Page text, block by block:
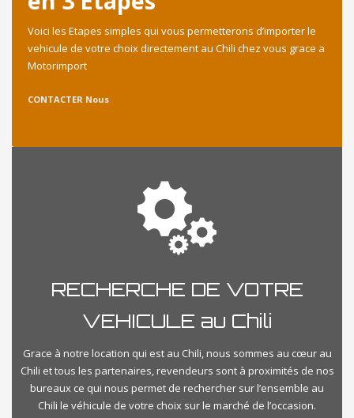
Voici les Etapes simples qui vous permetterons d’importer le
vehicule de votre choix directement au Chili chez vous grace a
Motorimport
CONTACTER Nous
RECHERCHE DE VOTRE
VEHICULE au Chili
Grace à notre location qui est au Chili, nous sommes au cœur au
Chili et tous les partenaires, revendeurs sont à proximités de nos
bureaux ce qui nous permet de rechercher sur l’ensemble au
Chili le véhicule de votre choix sur le marché de l’occasion.